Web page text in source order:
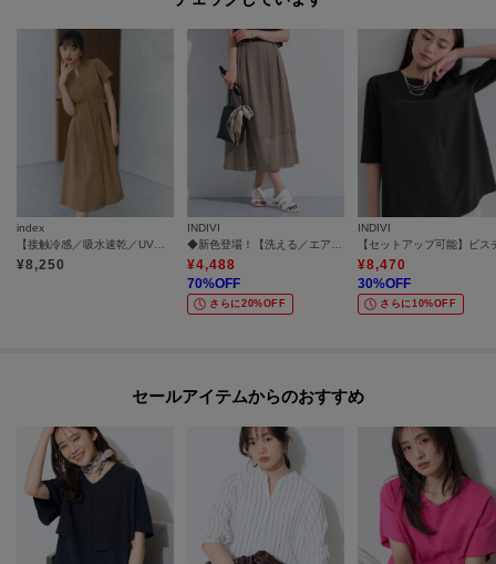
index
¥8,250
INDIVI
¥4,488
70%OFF
さらに20%OFF
INDIVI
¥8,470
30%OFF
さらに10%OFF
セールアイテムからのおすすめ